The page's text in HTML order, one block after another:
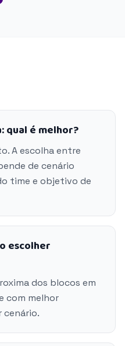
qual é melhor?
A escolha entre
de cenário
time e objetivo de
escolher
dos blocos em
com melhor
cenário.